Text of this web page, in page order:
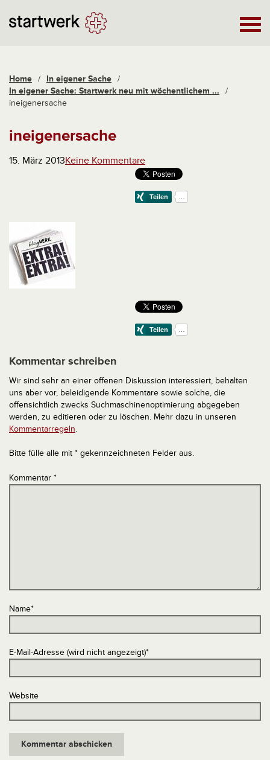
Home / In eigener Sache /
In eigener Sache: Startwerk neu mit wöchentlichem ...
/
ineigenersache
ineigenersache
15. März 2013Keine Kommentare
Kommentar schreiben
Wir sind sehr an einer offenen Diskussion interessiert, behalten
uns aber vor, beleidigende Kommentare sowie solche, die
offensichtlich zwecks Suchmaschinenoptimierung abgegeben
werden, zu editieren oder zu löschen. Mehr dazu in unseren
Kommentarregeln.
Bitte fülle alle mit * gekennzeichneten Felder aus.
Kommentar *
Name*
E-Mail-Adresse (wird nicht angezeigt)*
Website